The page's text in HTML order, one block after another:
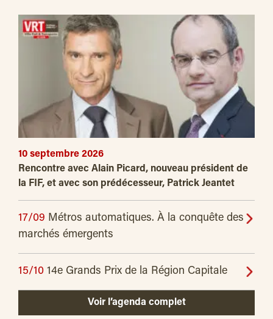
10 septembre 2026
Rencontre avec Alain Picard, nouveau président de
la FIF, et avec son prédécesseur, Patrick Jeantet
17/09 Métros automatiques. À la conquête des
marchés émergents
15/10 14e Grands Prix de la Région Capitale
Voir l’agenda complet